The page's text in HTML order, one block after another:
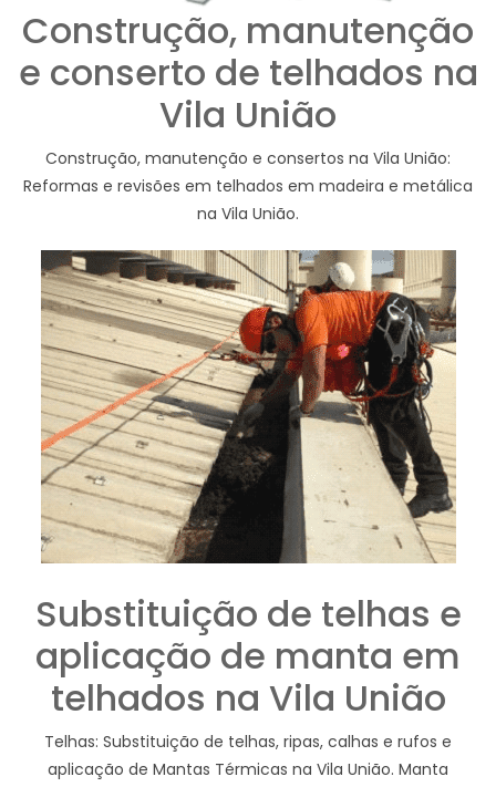
Construção, manutenção
e conserto de telhados na
Vila União
Construção, manutenção e consertos na Vila União:
Reformas e revisões em telhados em madeira e metálica
na Vila União.
Substituição de telhas e
aplicação de manta em
telhados na Vila União
Telhas: Substituição de telhas, ripas, calhas e rufos e
aplicação de Mantas Térmicas na Vila União. Manta